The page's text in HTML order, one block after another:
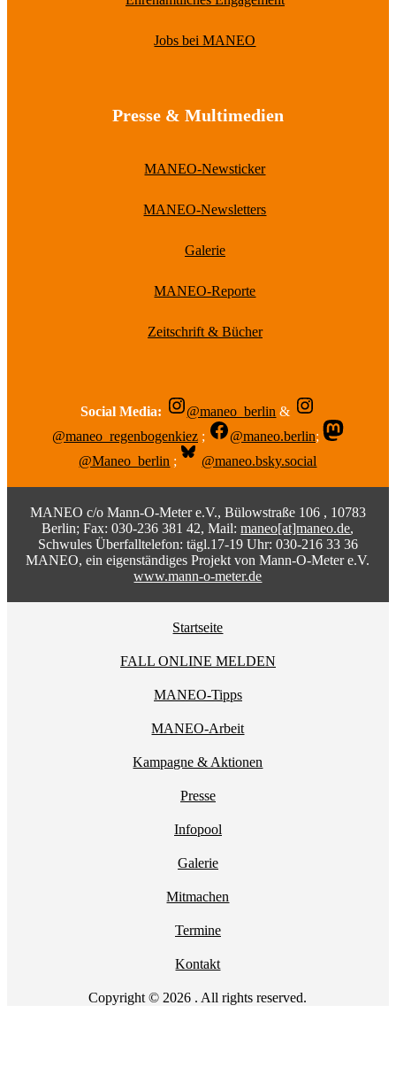
Jobs bei MANEO
Presse & Multimedien
MANEO-Newsticker
MANEO-Newsletters
Galerie
MANEO-Reporte
Zeitschrift & Bücher
Social Media: @maneo_berlin &
@maneo_regenbogenkiez ; @maneo.berlin;
@Maneo_berlin ; @maneo.bsky.social
MANEO c/o Mann-O-Meter e.V., Bülowstraße 106 , 10783
Berlin; Fax: 030-236 381 42, Mail:maneo[at]maneo.de,
Schwules Überfalltelefon: tägl.17-19 Uhr: 030-216 33 36
MANEO, ein eigenständiges Projekt von Mann-O-Meter e.V.
www.mann-o-meter.de
Startseite
FALL ONLINE MELDEN
MANEO-Tipps
MANEO-Arbeit
Kampagne & Aktionen
Presse
Infopool
Galerie
Mitmachen
Termine
Kontakt
Copyright © 2026 . All rights reserved.